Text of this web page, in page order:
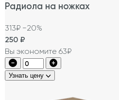
Радиола на ножках
313₽ −20%
250 ₽
Вы экономите 63₽
Узнать цену